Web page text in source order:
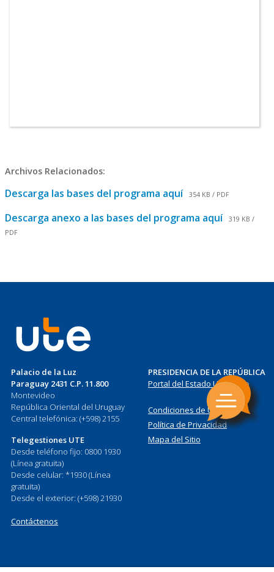
Archivos Relacionados:
Descarga las bases del programa aquí 354 KB / PDF
Descarga anexo a las bases del programa aquí 319 KB /
PDF
Palacio de la Luz
Paraguay 2431 C.P. 11.800
Montevideo
República Oriental del Uruguay
Central telefónica: (+598) 2155
Telegestiones UTE
Desde teléfono fijo: 0800 1930
(Línea gratuita)
Desde celular: *1930 (Línea
gratuita)
Desde el exterior: (+598) 21930
Contáctenos
PRESIDENCIA DE LA REPÚBLICA
Portal del Estado Uruguayo
Condiciones de Uso
Política de Privacidad
Mapa del Sitio